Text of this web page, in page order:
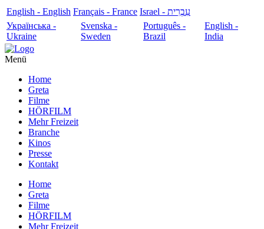
English - English Français - France
עִבְרִית - Israel
Українська -
Ukraine
Svenska -
Sweden
Português -
Brazil
English -
India
Menü
Home
Greta
Filme
HÖRFILM
Mehr Freizeit
Branche
Kinos
Presse
Kontakt
Home
Greta
Filme
HÖRFILM
Mehr Freizeit